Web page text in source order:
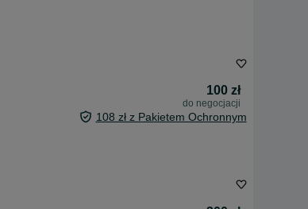
100 zł
do negocjacji
108 zł z Pakietem Ochronnym